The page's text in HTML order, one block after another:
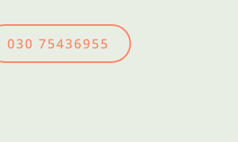
030 75436955